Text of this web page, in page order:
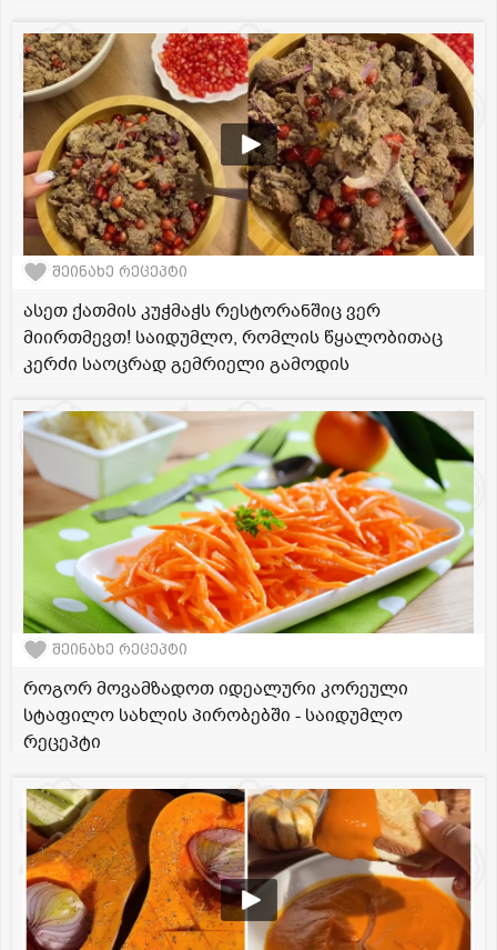
შეინახე რეცეპტი
ასეთ ქათმის კუჭმაჭს რესტორანშიც ვერ
მიირთმევთ! საიდუმლო, რომლის წყალობითაც
კერძი საოცრად გემრიელი გამოდის
შეინახე რეცეპტი
როგორ მოვამზადოთ იდეალური კორეული
სტაფილო სახლის პირობებში - საიდუმლო
რეცეპტი